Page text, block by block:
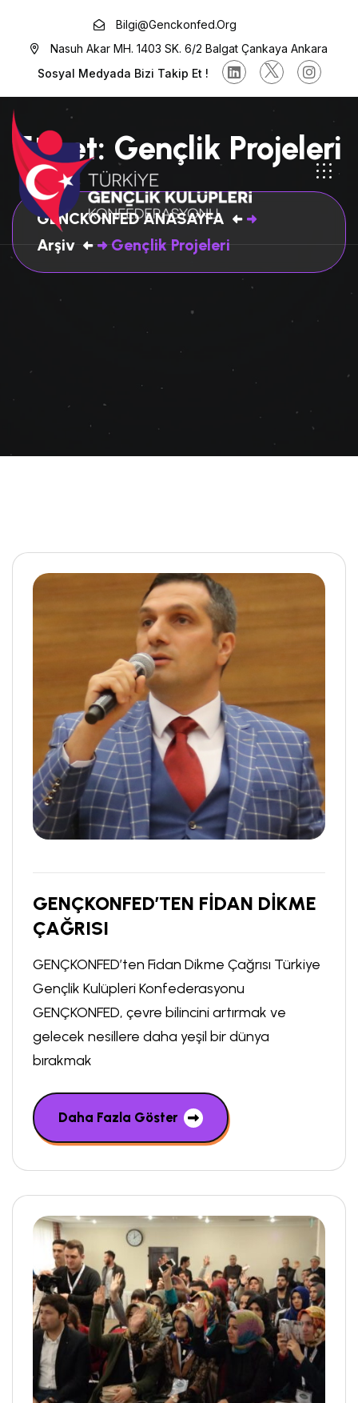
Bilgi@genckonfed.org
Nasuh Akar MH. 1403 SK. 6/2 Balgat Çankaya Ankara
Sosyal Medyada Bizi Takip Et !
Etiket: Gençlik Projeleri
GENCKONFED ANASAYFA
Arşiv
Gençlik Projeleri
GENÇKONFED’TEN FİDAN DİKME
ÇAĞRISI
GENÇKONFED’ten Fidan Dikme Çağrısı Türkiye
Gençlik Kulüpleri Konfederasyonu
GENÇKONFED, çevre bilincini artırmak ve
gelecek nesillere daha yeşil bir dünya
bırakmak
Daha Fazla Göster